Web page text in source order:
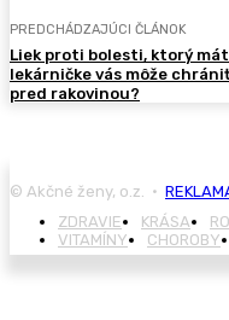
PREDCHÁDZAJÚCI ČLÁNOK
Liek proti bolesti, ktorý
lekárničke vás môže
pred rakovinou?
© Akčné ženy, o.z. •
ZDRAVIE
KRÁSA
VITAMÍNY
CHOROBY